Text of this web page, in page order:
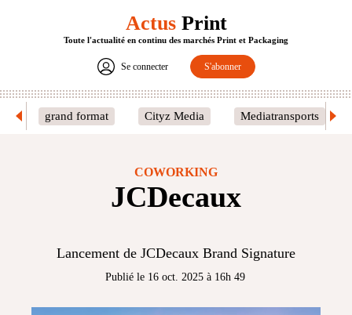
ActusPrint
Toute l'actualité en continu des marchés Print et Packaging
Se connecter S'abonner
grand format Cityz Media Mediatransports
COWORKING
JCDecaux
Lancement de JCDecaux Brand Signature
Publié le 16 oct. 2025 à 16h 49